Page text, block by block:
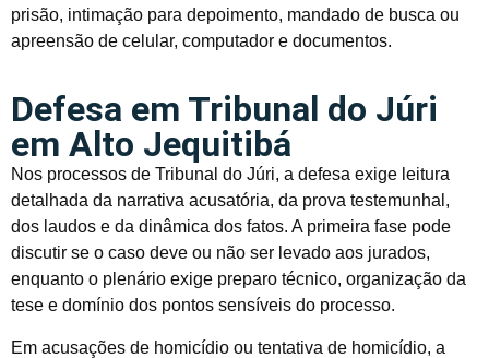
prisão, intimação para depoimento, mandado de busca ou
apreensão de celular, computador e documentos.
Defesa em Tribunal do Júri
em Alto Jequitibá
Nos processos de Tribunal do Júri, a defesa exige leitura
detalhada da narrativa acusatória, da prova testemunhal,
dos laudos e da dinâmica dos fatos. A primeira fase pode
discutir se o caso deve ou não ser levado aos jurados,
enquanto o plenário exige preparo técnico, organização da
tese e domínio dos pontos sensíveis do processo.
Em acusações de homicídio ou tentativa de homicídio, a